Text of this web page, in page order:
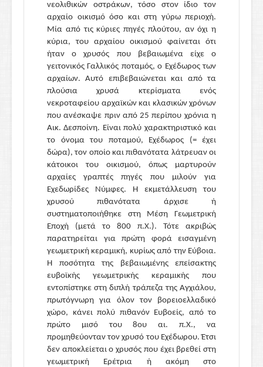
νεολιθικών οστράκων, τόσο στον ίδιο τον
αρχαίο οικισμό όσο και στη γύρω περιοχή.
Μία από τις κύριες πηγές πλούτου, αν όχι η
κύρια, του αρχαίου οικισμού φαίνεται ότι
ήταν ο χρυσός που βεβαιωμένα είχε ο
γειτονικός Γαλλικός ποταμός, ο Εχέδωρος των
αρχαίων. Αυτό επιβεβαιώνεται και από τα
πλούσια χρυσά κτερίσματα ενός
νεκροταφείου αρχαϊκών και κλασικών χρόνων
που ανέσκαψε πριν από 25 περίπου χρόνια η
Αικ. Δεσποίνη. Είναι πολύ χαρακτηριστικό και
το όνομα του ποταμού, Εχέδωρος (= έχει
δώρα), τον οποίο και πιθανότατα λάτρευαν οι
κάτοικοι του οικισμού, όπως μαρτυρούν
αρχαίες γραπτές πηγές που μιλούν για
Εχεδωρίδες Νύμφες. Η εκμετάλλευση του
χρυσού πιθανότατα άρχισε ή
συστηματοποιήθηκε στη Μέση Γεωμετρική
Εποχή (μετά το 800 π.Χ.). Τότε ακριβώς
παρατηρείται για πρώτη φορά εισαγμένη
γεωμετρική κεραμική, κυρίως από την Εύβοια.
Η ποσότητα της βεβαιωμένης επείσακτης
ευβοϊκής γεωμετρικής κεραμικής που
εντοπίστηκε στη διπλή τράπεζα της Αγχιάλου,
πρωτόγνωρη για όλον τον βορειοελλαδικό
χώρο, κάνει πολύ πιθανόν Ευβοείς, από το
πρώτο μισό του 8ου αι. π.Χ., να
προμηθεύονταν τον χρυσό του Εχέδωρου. Έτσι
δεν αποκλείεται ο χρυσός που έχει βρεθεί στη
γεωμετρική Ερέτρια ή ακόμη στο